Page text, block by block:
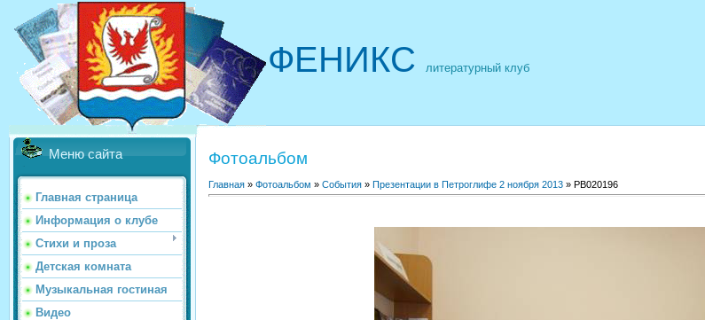
ФЕНИКС литературный клуб
Меню сайта
Главная страница
Информация о клубе
Стихи и проза
Детская комната
Музыкальная гостиная
Видео
Фотоальбом
Главная » Фотоальбом » События » Презентации в Петроглифе 2 ноября 2013 » PB020196